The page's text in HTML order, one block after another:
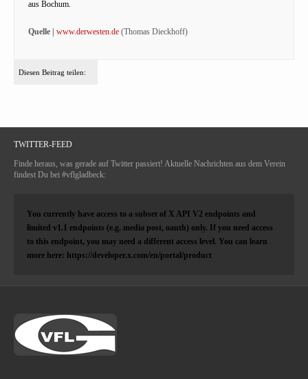
aus Bochum.
Quelle | www.derwesten.de (Thomas Dieckhoff)
Diesen Beitrag teilen:
TWITTER-FEED
Finde heraus, was gerade auf Twitter passiert! Aktuelle Nachrichten aus dem Verein
findest Du bei #vflgladbeck:
You currently have access to a subset of X API V2 endpoints and
limited v1.1 endpoints (e.g. media post, oauth) only. If you need access
to this endpoint, you may need a different access level. You can learn
more here: https://developer.x.com/en/portal/product